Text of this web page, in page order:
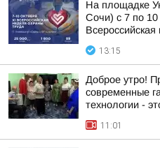
На площадке
Сочи) с 7 по 10
13:15
Доброе утро!
современные
технологии -
11:01